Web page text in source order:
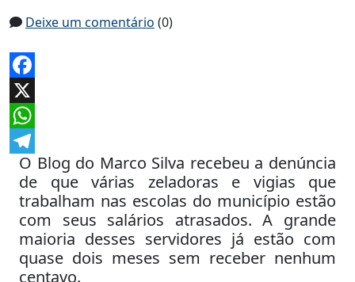
Deixe um comentário (0)
Facebook
X
WhatsApp
Telegram
O Blog do Marco Silva recebeu a denúncia
de que várias zeladoras e vigias que
trabalham nas escolas do município estão
com seus salários atrasados. A grande
maioria desses servidores já estão com
quase dois meses sem receber nenhum
centavo.